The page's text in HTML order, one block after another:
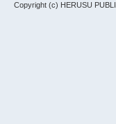
Copyright (c) HERUSU